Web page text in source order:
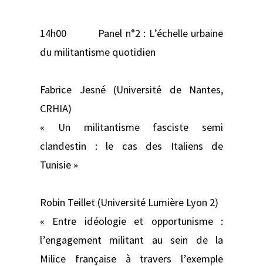
14h00 Panel n°2 : L’échelle urbaine
du militantisme quotidien
Fabrice Jesné (Université de Nantes,
CRHIA)
« Un militantisme fasciste semi
clandestin : le cas des Italiens de
Tunisie »
Robin Teillet (Université Lumière Lyon 2)
« Entre idéologie et opportunisme :
l’engagement militant au sein de la
Milice française à travers l’exemple